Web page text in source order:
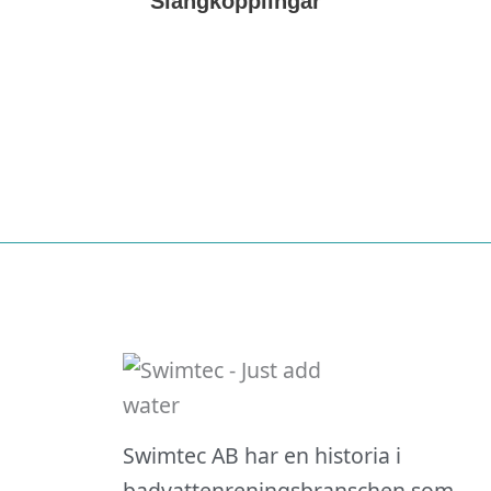
Swimtec AB har en historia i
Nödvändiga
Dessa kakor